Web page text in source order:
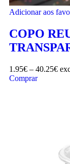
Adicionar aos
COPO
1.95€ – 40.25€
Comprar